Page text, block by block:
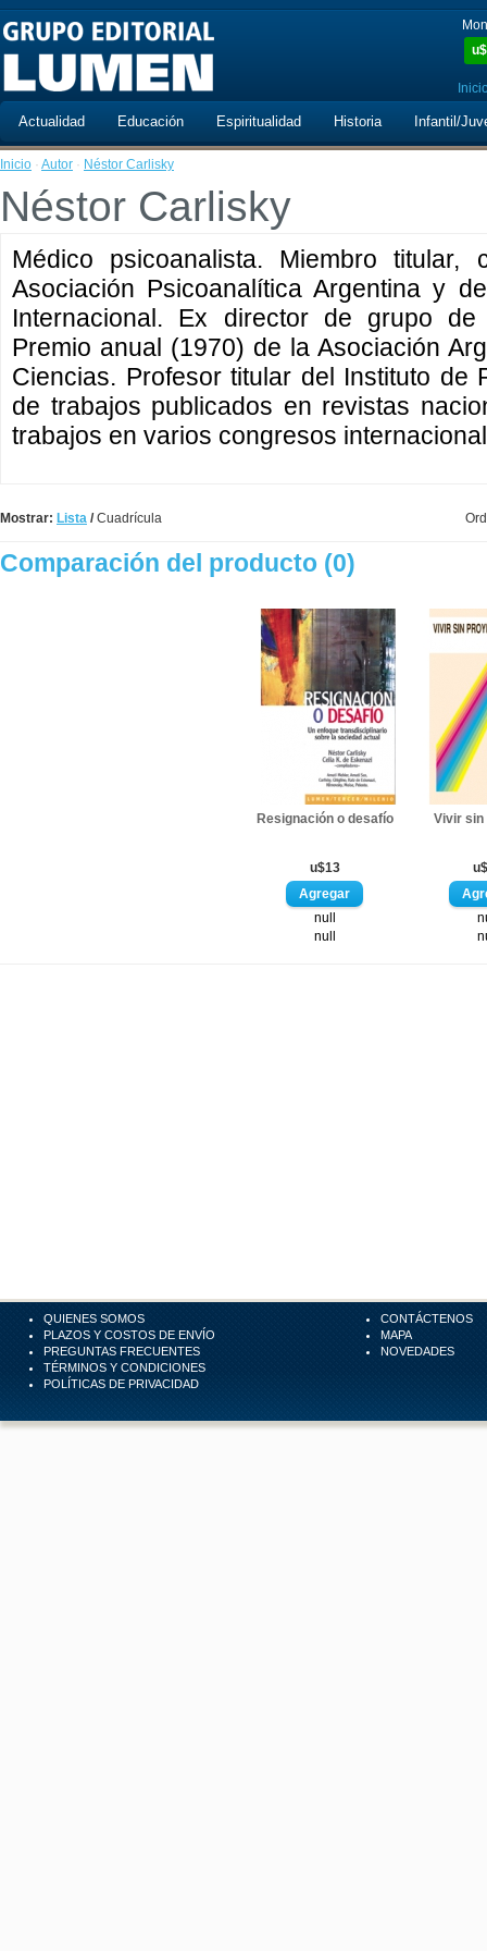
u$
Actualidad Educación Espiritualidad Historia Infantil/
Inicio · Autor · Néstor Carlisky
Néstor Carlisky
Médico psicoanalista. Miembro
Asociación Psicoanalítica Argentina y
Internacional. Ex director de grupo de
Premio anual (1970) de la Asociación
Ciencias. Profesor titular del Instituto de
de trabajos publicados en revistas
trabajos en varios congresos
Mostrar: Lista /Cuadrícula
Comparación del producto (0)
Resignación o desafío
u$13
null
null
Vivir sin
QUIENES SOMOS
PLAZOS Y COSTOS DE ENVÍO
PREGUNTAS FRECUENTES
TÉRMINOS Y CONDICIONES
POLÍTICAS DE PRIVACIDAD
CONTÁCTENOS
MAPA
NOVEDADES